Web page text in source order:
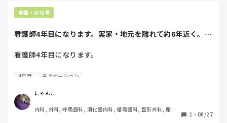
看護・お仕事
看護師4年目になります。実家・地元を離れて約6年近く。先
看護師4年目になります。
実家・地元を離れて約6年近く。先月母親が還暦を迎えまし
家に帰ったり、11月には姉が私の住んでいる所の近くにライ
ブできて1日遊ぶ予定があったりします。
4年目 モチベーション
にゃんこ
内科, 外科, 呼吸器科, 消化器内科, 循環器科, 整形外科, 産
2 ・ 08/27